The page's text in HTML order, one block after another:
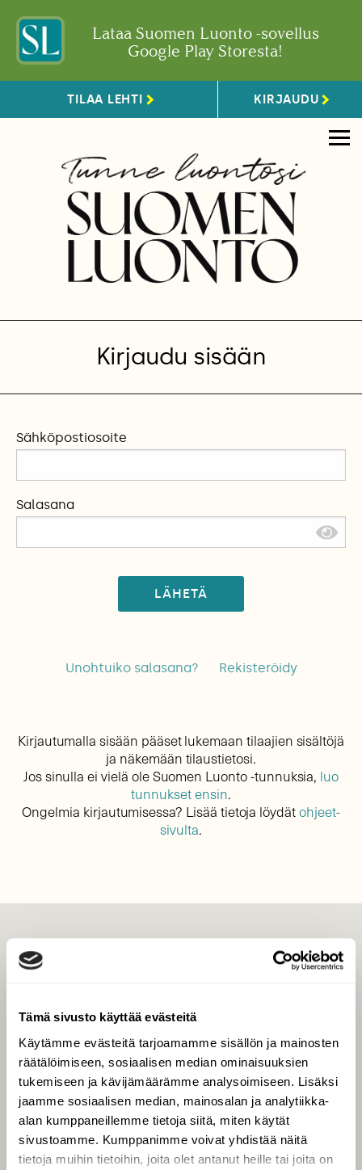
Tämä sivusto käyttää evästeitä
Käytämme evästeitä tarjoamamme sisällön ja mainosten
räätälöimiseen, sosiaalisen median ominaisuuksien
tukemiseen ja kävijämäärämme analysoimiseen. Lisäksi
jaamme sosiaalisen median, mainosalan ja analytiikka-
alan kumppaneillemme tietoja siitä, miten käytät
sivustoamme. Kumppanimme voivat yhdistää näitä
tietoja muihin tietoihin, joita olet antanut heille tai joita on
Lataa Suomen Luonto -sovellus
Google Play Storesta!
TILAA LEHTI KIRJAUDU
Kirjaudu sisään
Sähköpostiosoite
Salasana
LÄHETÄ
Unohtuiko salasana? Rekisteröidy
Kirjautumalla sisään pääset lukemaan tilaajien sisältöjä
ja näkemään tilaustietosi.
Jos sinulla ei vielä ole Suomen Luonto -tunnuksia, luo
tunnukset ensin.
Ongelmia kirjautumisessa? Lisää tietoja löydätohjeet-
sivulta.
Tilaa digilukuoikeus
Äänestä parasta juttua
Tilaa uutiskirje
SUOMEN LUONNON­
SUOJELU­LIITTO